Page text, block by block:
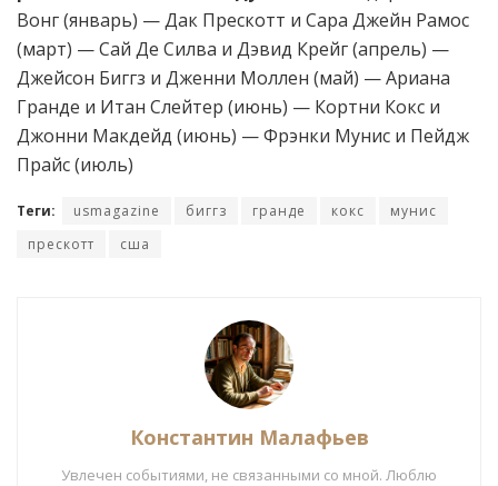
Вонг (январь) — Дак Прескотт и Сара Джейн Рамос
(март) — Сай Де Силва и Дэвид Крейг (апрель) —
Джейсон Биггз и Дженни Моллен (май) — Ариана
Гранде и Итан Слейтер (июнь) — Кортни Кокс и
Джонни Макдейд (июнь) — Фрэнки Мунис и Пейдж
Прайс (июль)
Теги: usmagazine биггз гранде кокс
мунис
прескотт
сша
Константин Малафьев
Увлечен событиями, не связанными со мной. Люблю